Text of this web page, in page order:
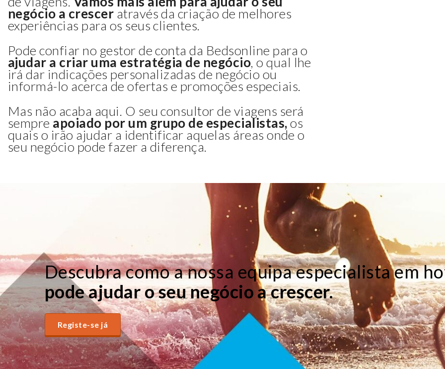
negócio a crescer através da criação de melhores
experiências para os seus clientes.
Pode confiar no gestor de conta da Bedsonline para o
ajudar a criar uma estratégia de negócio, o qual lhe
irá dar indicações personalizadas de negócio ou
informá-lo acerca de ofertas e promoções especiais.
Mas não acaba aqui. O seu consultor de viagens será
sempre apoiado por um grupo de especialistas,os
quais o irão ajudar a identificar aquelas áreas onde o
seu negócio pode fazer a diferença.
Descubra como a nossa equipa especialista em
pode ajudar o seu negócio a crescer.
Registe-se já